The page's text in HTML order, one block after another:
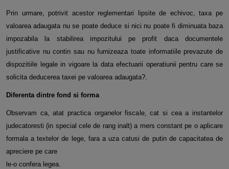
Prin urmare, potrivit acestor reglementari lipsite de echivoc, taxa pe
valoarea adaugata nu se poate deduce si nici nu poate fi diminuata baza
impozabila la stabilirea impozitului pe profit daca documentele
justificative nu contin sau nu furnizeaza toate informatiile prevazute de
dispozitiile legale in vigoare la data efectuarii operatiunii pentru care se
solicita deducerea taxei pe valoarea adaugata?.
Diferenta dintre fond si forma
Observam ca, atat practica organelor fiscale, cat si cea a instantelor
judecatoresti (in special cele de rang inalt) a mers constant pe o aplicare
formala a textelor de lege, fara a uza catusi de putin de capacitatea de
apreciere pe care
le-o confera legea.